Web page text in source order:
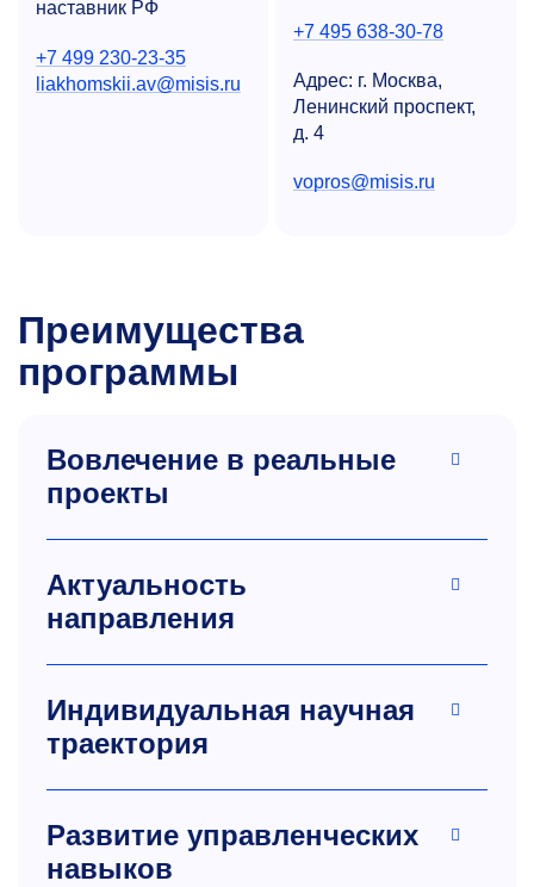
наставник РФ
+7 499 230-23-35
liakhomskii.av@misis.ru
+7 495 638-30-78
Адрес: г. Москва,
Ленинский проспект,
д. 4
vopros@misis.ru
Преимущества
программы
Вовлечение в реальные
проекты
Актуальность
направления
Индивидуальная научная
траектория
Развитие управленческих
навыков